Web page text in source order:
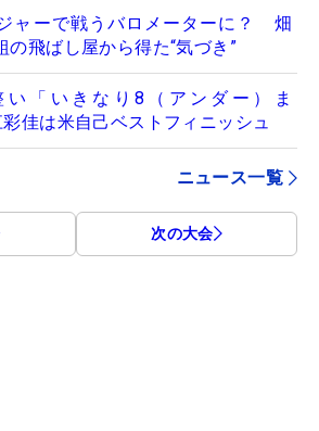
ャーで戦うバロメーターに？ 畑
の飛ばし屋から得た“気づき”
い「いきなり8（アンダー）ま
佳は米自己ベストフィニッシュ
ニュース一覧
次の大会